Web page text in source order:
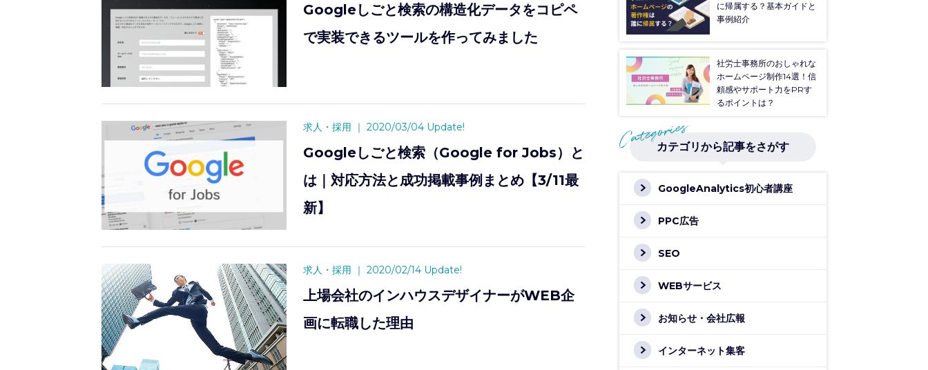
Googleしごと検索の構造化データをコピペ
で実装できるツールを作ってみました
求人・採用 ｜ 2020/03/04 Update!
Googleしごと検索（Google for Jobs）と
は｜対応方法と成功掲載事例まとめ【3/11最
新】
求人・採用 ｜ 2020/02/14 Update!
上場会社のインハウスデザイナーがWEB企
画に転職した理由
に帰属する？基本ガイドと
事例紹介
社労士事務所のおしゃれな
ホームページ制作14選！信
頼感やサポート力をPRす
るポイントは？
カテゴリから記事をさがす
GoogleAnalytics初心者講座
PPC広告
SEO
WEBサービス
お知らせ・会社広報
インターネット集客